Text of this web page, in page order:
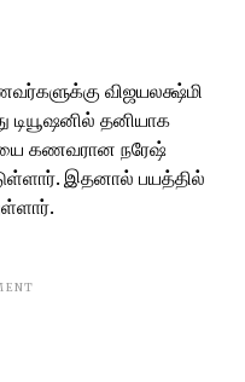
விஜயலக்ஷ்மி
டியூஷனில் தனியாக
கணவரான நரேஷ்
இதனால் பயத்தில்